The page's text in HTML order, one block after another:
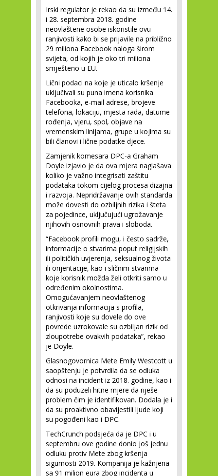
Irski regulator je rekao da su između 14.
i 28. septembra 2018. godine
neovlaštene osobe iskoristile ovu
ranjivosti kako bi se prijavile na približno
29 miliona Facebook naloga širom
svijeta, od kojih je oko tri miliona
smješteno u EU.
Lični podaci na koje je uticalo kršenje
uključivali su puna imena korisnika
Facebooka, e-mail adrese, brojeve
telefona, lokaciju, mjesta rada, datume
rođenja, vjeru, spol, objave na
vremenskim linijama, grupe u kojima su
bili članovi i lične podatke djece.
Zamjenik komesara DPC-a Graham
Doyle izjavio je da ova mjera naglašava
koliko je važno integrisati zaštitu
podataka tokom cijelog procesa dizajna
i razvoja. Nepridržavanje ovih standarda
može dovesti do ozbiljnih rizika i šteta
za pojedince, uključujući ugrožavanje
njihovih osnovnih prava i sloboda.
“Facebook profili mogu, i često sadrže,
informacije o stvarima poput religijskih
ili političkih uvjerenja, seksualnog života
ili orijentacije, kao i sličnim stvarima
koje korisnik možda želi otkriti samo u
određenim okolnostima.
Omogućavanjem neovlaštenog
otkrivanja informacija s profila,
ranjivosti koje su dovele do ove
povrede uzrokovale su ozbiljan rizik od
zloupotrebe ovakvih podataka”, rekao
je Doyle.
Glasnogovornica Mete Emily Westcott u
saopštenju je potvrdila da se odluka
odnosi na incident iz 2018. godine, kao i
da su poduzeli hitne mjere da riješe
problem čim je identifikovan. Dodala je i
da su proaktivno obavijestili ljude koji
su pogođeni kao i DPC.
TechCrunch podsjeća da je DPC i u
septembru ove godine donio još jednu
odluku protiv Mete zbog kršenja
sigurnosti 2019. Kompanija je kažnjena
sa 91 milion eura zbog incidenta u